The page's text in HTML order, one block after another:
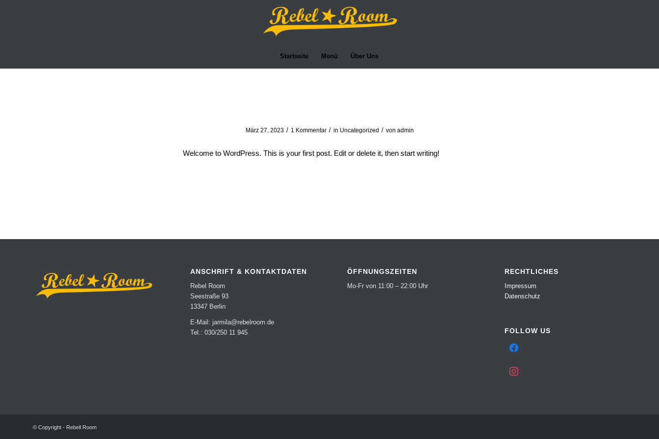
Startseite Menü Über Uns
März 27, 2023 / 1 Kommentar / in Uncategorized / von admin
Welcome to WordPress. This is your first post. Edit or delete it, then start writing!
ANSCHRIFT & KONTAKTDATEN
Rebel Room
Seestraße 93
13347 Berlin
E-Mail: jarmila@rebelroom.de
Tel.: 030/250 11 945
ÖFFNUNGSZEITEN
Mo-Fr von 11:00 – 22:00 Uhr
RECHTLICHES
Impressum
Datenschutz
FOLLOW US
© Copyright - Rebell Room